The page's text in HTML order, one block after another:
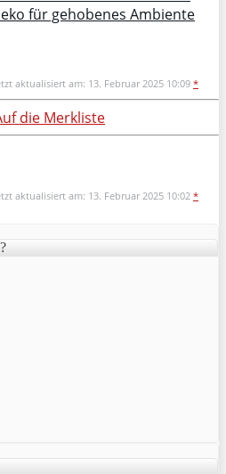
für gehobenes Ambiente
aktualisiert am: 13. Februar 2025 10:09 *
die Merkliste
aktualisiert am: 13. Februar 2025 10:02 *